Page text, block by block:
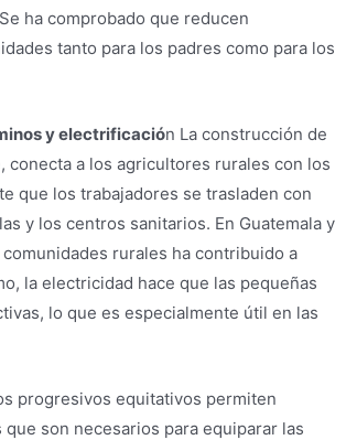
ha comprobado que reducen
tanto para los padres como para los
y electrificación La construcción de
a los agricultores rurales con los
que los trabajadores se trasladen con
y los centros sanitarios. En Guatemala y
rurales ha contribuido a
la electricidad hace que las pequeñas
lo que es especialmente útil en las
progresivos equitativos permiten
son necesarios para equiparar las